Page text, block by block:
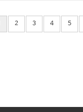
2 3 4 5